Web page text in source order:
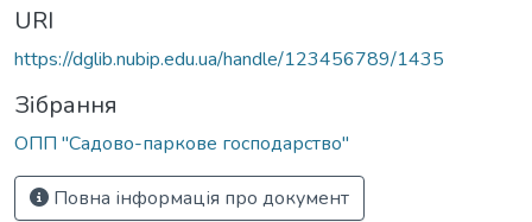
URI
https://dglib.nubip.edu.ua/handle/123456789/1435
Зібрання
ОПП "Садово-паркове господарство"
Повна інформація про документ